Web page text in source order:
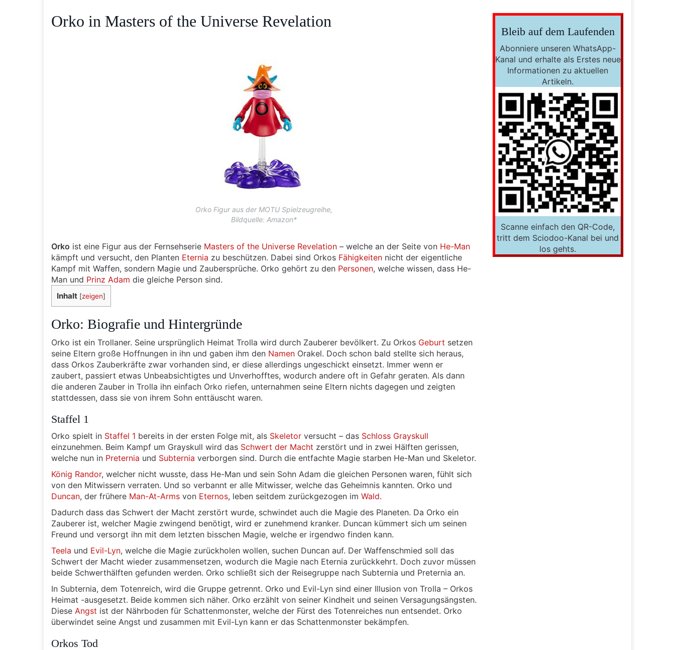
Orko in Masters of the Universe Revelation
Orko Figur aus der MOTU Spielzeugreihe,
Bildquelle: Amazon*
Orko ist eine Figur aus der Fernsehserie Masters of the Universe Revelation – welche an der Seite von He-Man
kämpft und versucht, den Planten Eternia zu beschützen. Dabei sind Orkos Fähigkeiten nicht der eigentliche
Kampf mit Waffen, sondern Magie und Zaubersprüche. Orko gehört zu den Personen, welche wissen, dass He-
Man und Prinz Adam die gleiche Person sind.
Inhalt [zeigen]
Orko: Biografie und Hintergründe
Orko ist ein Trollaner. Seine ursprünglich Heimat Trolla wird durch Zauberer bevölkert. Zu Orkos Geburt setzen
seine Eltern große Hoffnungen in ihn und gaben ihm den Namen Orakel. Doch schon bald stellte sich heraus,
dass Orkos Zauberkräfte zwar vorhanden sind, er diese allerdings ungeschickt einsetzt. Immer wenn er
zaubert, passiert etwas Unbeabsichtigtes und Unverhofftes, wodurch andere oft in Gefahr geraten. Als dann
die anderen Zauber in Trolla ihn einfach Orko riefen, unternahmen seine Eltern nichts dagegen und zeigten
stattdessen, dass sie von ihrem Sohn enttäuscht waren.
Staffel 1
Orko spielt in Staffel 1 bereits in der ersten Folge mit, als Skeletor versucht – das Schloss Grayskull
einzunehmen. Beim Kampf um Grayskull wird das Schwert der Macht zerstört und in zwei Hälften gerissen,
welche nun in Preternia und Subternia verborgen sind. Durch die entfachte Magie starben He-Man und Skeletor.
König Randor, welcher nicht wusste, dass He-Man und sein Sohn Adam die gleichen Personen waren, fühlt sich
von den Mitwissern verraten. Und so verbannt er alle Mitwisser, welche das Geheimnis kannten. Orko und
Duncan, der frühere Man-At-Arms von Eternos, leben seitdem zurückgezogen im Wald.
Dadurch dass das Schwert der Macht zerstört wurde, schwindet auch die Magie des Planeten. Da Orko ein
Zauberer ist, welcher Magie zwingend benötigt, wird er zunehmend kranker. Duncan kümmert sich um seinen
Freund und versorgt ihn mit dem letzten bisschen Magie, welche er irgendwo finden kann.
Teela und Evil-Lyn, welche die Magie zurückholen wollen, suchen Duncan auf. Der Waffenschmied soll das
Schwert der Macht wieder zusammensetzen, wodurch die Magie nach Eternia zurückkehrt. Doch zuvor müssen
beide Schwerthälften gefunden werden. Orko schließt sich der Reisegruppe nach Subternia und Preternia an.
In Subternia, dem Totenreich, wird die Gruppe getrennt. Orko und Evil-Lyn sind einer Illusion von Trolla – Orkos
Heimat -ausgesetzt. Beide kommen sich näher. Orko erzählt von seiner Kindheit und seinen Versagungsängsten.
Diese Angst ist der Nährboden für Schattenmonster, welche der Fürst des Totenreiches nun entsendet. Orko
überwindet seine Angst und zusammen mit Evil-Lyn kann er das Schattenmonster bekämpfen.
Orkos Tod
Bleib auf dem Laufenden
Abonniere unseren WhatsApp-
Kanal und erhalte als Erstes neue
Informationen zu aktuellen
Artikeln.
Scanne einfach den QR-Code,
tritt dem Sciodoo-Kanal bei und
los gehts.